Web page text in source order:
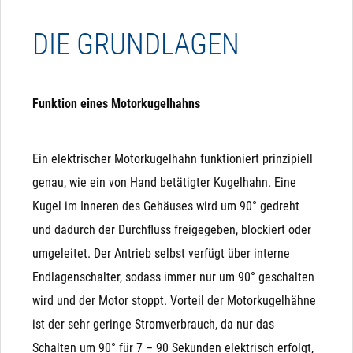
sie keine Magnetventile verwenden und lieber auf
Partikel im Medium: Schmutz, Sand, Äste, ... können
sich zwischen Membrane und Sitz setzen und sorgen
dafür, dass das Ventil nicht mehr ausreichend dicht
schließt. Daher bitte immer einen Filter davor
verbauen, wenn Partikel zu befürchten sind.
Richtungskontrolle
Die Variante Richtungskontrolle benötigt ebenfalls 3
Adern, wobei hier nur "-" oder "N" permanent anliegen
mithilfe einer drehbaren Kugel mit einer Bohrung
pneumatischen Antrieb automatisiert werden.
DIE GRUNDLAGEN
Funktion eines Motorkugelhahns
Ein elektrischer Motorkugelhahn funktioniert prinzipiell
genau, wie ein von Hand betätigter Kugelhahn. Eine
Kugel im Inneren des Gehäuses wird um 90° gedreht
und dadurch der Durchfluss freigegeben, blockiert oder
umgeleitet. Der Antrieb selbst verfügt über interne
Endlagenschalter, sodass immer nur um 90° geschalten
wird und der Motor stoppt. Vorteil der Motorkugelhähne
ist der sehr geringe Stromverbrauch, da nur das
Schalten um 90° für 7 – 90 Sekunden elektrisch erfolgt,